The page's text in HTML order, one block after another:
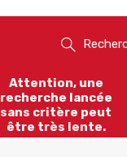
Attention, une
recherche lancée
sans critère peut
être très lente.